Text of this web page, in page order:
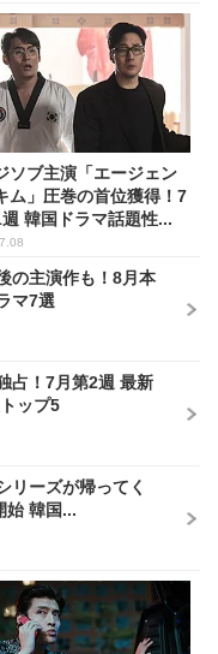
ソブ主演「エージェン
ム」圧巻の首位獲得！7
週 韓国ドラマ話題性...
の主演作も！8月本
マ7選
占！7月第2週 最新
ップ5
リーズが帰ってく
始 韓国...